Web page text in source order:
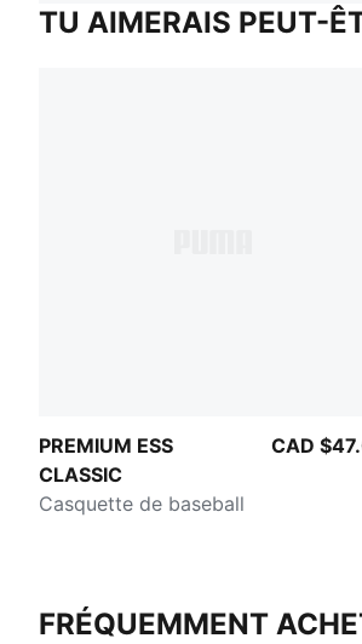
TU AIMERAIS PEUT-
PREMIUM ESS
CLASSIC
Casquette de baseball
CAD
FRÉQUEMMENT